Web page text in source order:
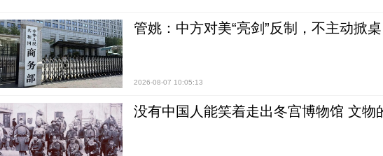
管姚：中方对美“亮剑”反制，不主动掀
2026-08-07 10:05:13
没有中国人能笑着走出冬宫博物馆 文物